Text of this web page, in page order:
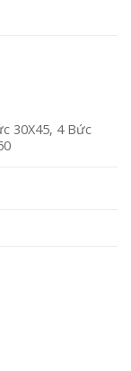
30X45, 4 Bức